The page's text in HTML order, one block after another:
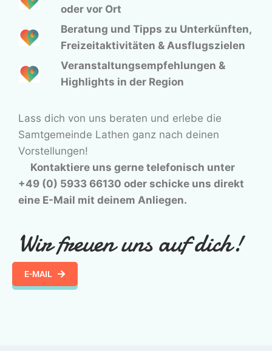
oder vor Ort
Beratung und Tipps zu Unterkünften,
Freizeitaktivitäten & Ausflugszielen
Veranstaltungsempfehlungen &
Highlights in der Region
Lass dich von uns beraten und erlebe die
Samtgemeinde Lathen ganz nach deinen
Vorstellungen!
Kontaktiere uns gerne telefonisch unter
+49 (0) 5933 66130 oder schicke uns direkt
eine E-Mail mit deinem Anliegen.
Wir freuen uns auf dich!
E-MAIL